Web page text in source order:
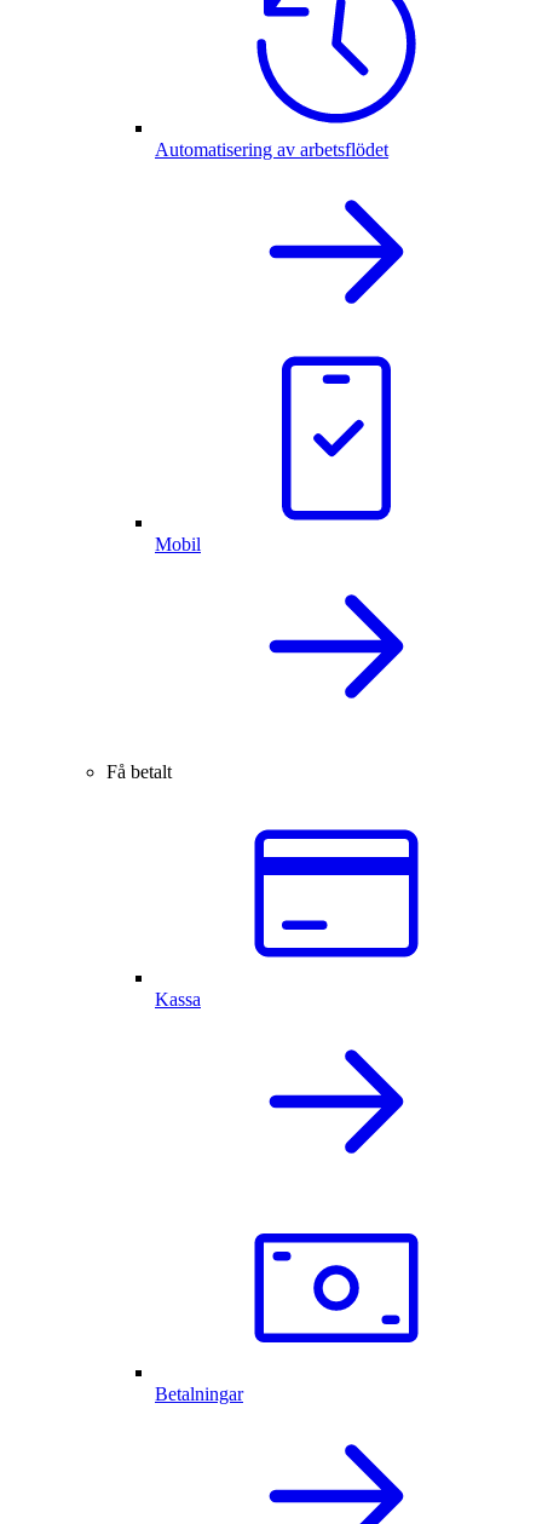
Automatisering av arbetsflödet
Mobil
Få betalt
Kassa
Betalningar